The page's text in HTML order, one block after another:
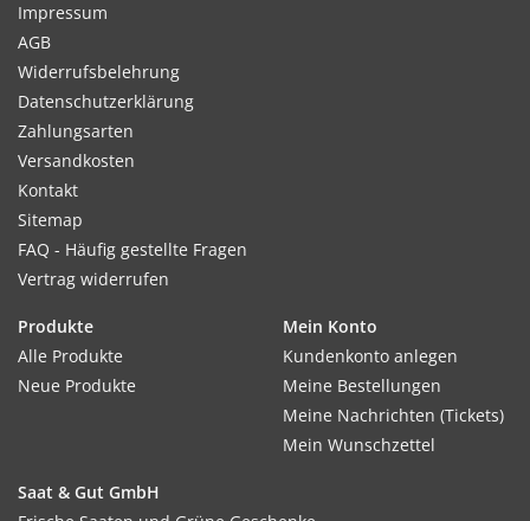
Impressum
AGB
Widerrufsbelehrung
Datenschutzerklärung
Zahlungsarten
Versandkosten
Kontakt
Sitemap
FAQ - Häufig gestellte Fragen
Vertrag widerrufen
Produkte
Alle Produkte
Neue Produkte
Mein Konto
Kundenkonto anlegen
Meine Bestellungen
Meine Nachrichten (Tickets)
Mein Wunschzettel
Saat & Gut GmbH